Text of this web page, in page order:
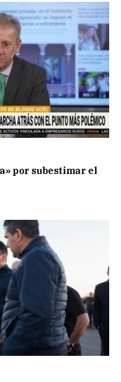
por subestimar el